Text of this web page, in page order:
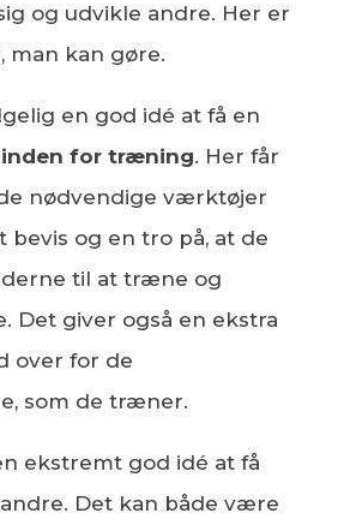
og udvikle andre. Her er
man kan gøre.
en god idé at få en
for træning. Her får
nødvendige værktøjer
bevis og en tro på, at de
til at træne og
Det giver også en ekstra
over for de
som de træner.
ekstremt god idé at få
Det kan både være